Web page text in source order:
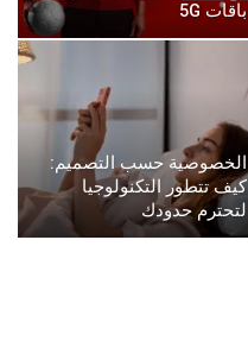
باقات 5G
الخصوصية حسب التصميم:
كيف تتطور التكنولوجيا
لتحترم حدودك